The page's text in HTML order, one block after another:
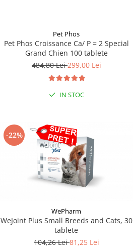
Pet Phos
Pet Phos Croissance Ca/ P = 2 Special
Grand Chien 100 tablete
484,80 Lei299,00 Lei
IN STOC
-22%
WePharm
WeJoint Plus Small Breeds and Cats, 30
tablete
104,26 Lei81,25 Lei